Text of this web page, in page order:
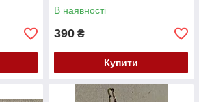
В наявності
390 ₴
Купити